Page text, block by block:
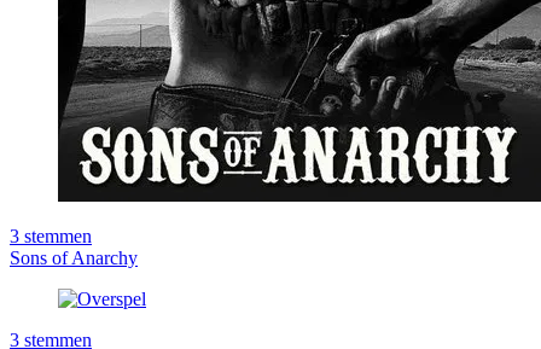
3 stemmen
Sons of Anarchy
3 stemmen